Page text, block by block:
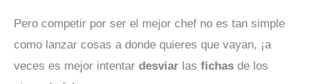
Pero competir por ser el mejor chef no es tan simple
como lanzar cosas a donde quieres que vayan, ¡a
veces es mejor intentar desviar las fichas de los